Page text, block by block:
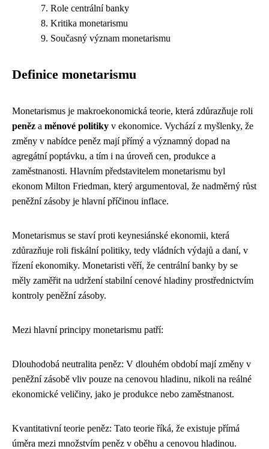
Role centrální banky
Kritika monetarismu
Současný význam monetarismu
Definice monetarismu
Monetarismus je makroekonomická teorie, která zdůrazňuje roli
peněz a měnové politiky v ekonomice. Vychází z myšlenky, že
změny v nabídce peněz mají přímý a významný dopad na
agregátní poptávku, a tím i na úroveň cen, produkce a
zaměstnanosti. Hlavním představitelem monetarismu byl
ekonom Milton Friedman, který argumentoval, že nadměrný růst
peněžní zásoby je hlavní příčinou inflace.
Monetarismus se staví proti keynesiánské ekonomii, která
zdůrazňuje roli fiskální politiky, tedy vládních výdajů a daní, v
řízení ekonomiky. Monetaristi věří, že centrální banky by se
měly zaměřit na udržení stabilní cenové hladiny prostřednictvím
kontroly peněžní zásoby.
Mezi hlavní principy monetarismu patří:
Dlouhodobá neutralita peněz: V dlouhém období mají změny v
peněžní zásobě vliv pouze na cenovou hladinu, nikoli na reálné
ekonomické veličiny, jako je produkce nebo zaměstnanost.
Kvantitativní teorie peněz: Tato teorie říká, že existuje přímá
úměra mezi množstvím peněz v oběhu a cenovou hladinou.